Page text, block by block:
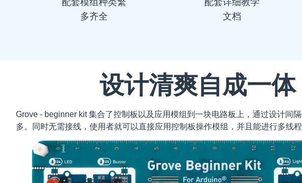
配套模组种类繁
多齐全
配套详细教学
文档
设计清爽自成一体
Grove - beginner kit 集合了控制板以及应用模组到一块电路板上，通过设计间
多。同时无需接线，使用者就可以直接应用控制板操作模组，并且能进行多线